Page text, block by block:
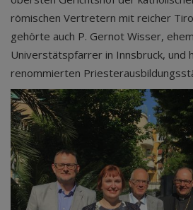
römischen Vertretern mit reicher
gehörte auch P. Gernot Wisser,
Universtätspfarrer in Innsbruck, und
renommierten